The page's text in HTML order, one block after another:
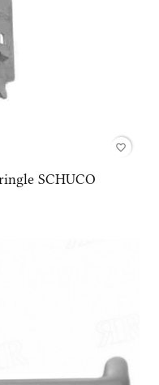
favorite_border
SCHUCO